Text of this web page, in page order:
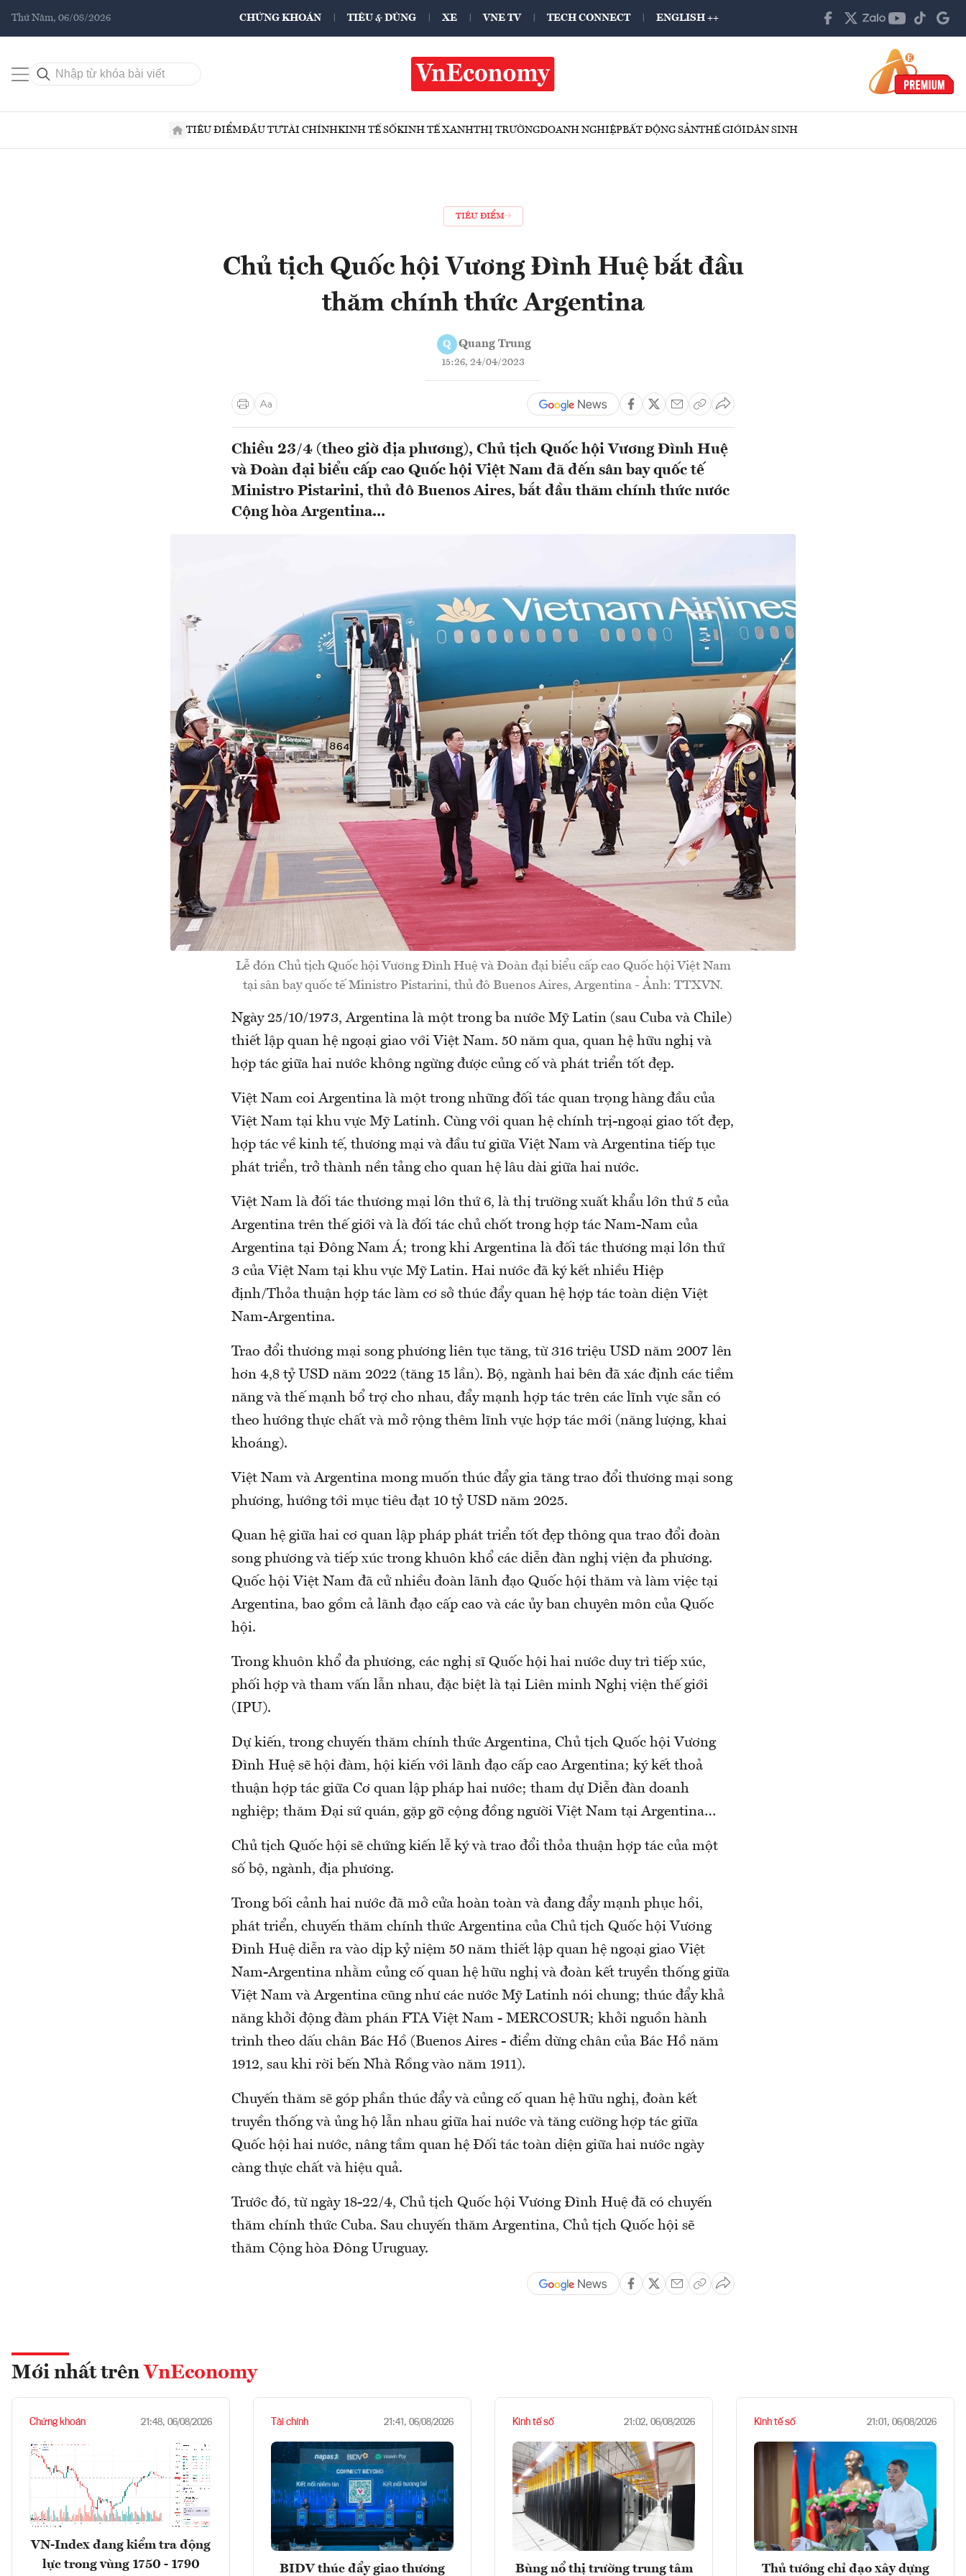
Thứ Năm, 06/08/2026 CHỨNG KHOÁN TIÊU & DÙNG XE VNE TV TECH CONNECT ENGLISH ++
TIÊU ĐIỂMĐẦU TƯTÀI CHÍNHKINH TẾ SỐKINH TẾ XANHTHỊ TRƯỜNGDOANH NGHIỆPBẤT ĐỘNG SẢNTHẾ GIỚIDÂN SINH
TIÊU ĐIỂM
Chủ tịch Quốc hội Vương Đình Huệ bắt đầu
thăm chính thức Argentina
Q Quang Trung
15:26, 24/04/2023
Chiều 23/4 (theo giờ địa phương), Chủ tịch Quốc hội Vương Đình Huệ
và Đoàn đại biểu cấp cao Quốc hội Việt Nam đã đến sân bay quốc tế
Ministro Pistarini, thủ đô Buenos Aires, bắt đầu thăm chính thức nước
Cộng hòa Argentina...
Lễ đón Chủ tịch Quốc hội Vương Đình Huệ và Đoàn đại biểu cấp cao Quốc hội Việt Nam
tại sân bay quốc tế Ministro Pistarini, thủ đô Buenos Aires, Argentina - Ảnh: TTXVN.
Ngày 25/10/1973, Argentina là một trong ba nước Mỹ Latin (sau Cuba và Chile)
thiết lập quan hệ ngoại giao với Việt Nam. 50 năm qua, quan hệ hữu nghị và
hợp tác giữa hai nước không ngừng được củng cố và phát triển tốt đẹp.
Việt Nam coi Argentina là một trong những đối tác quan trọng hàng đầu của
Việt Nam tại khu vực Mỹ Latinh. Cùng với quan hệ chính trị-ngoại giao tốt đẹp,
hợp tác về kinh tế, thương mại và đầu tư giữa Việt Nam và Argentina tiếp tục
phát triển, trở thành nền tảng cho quan hệ lâu dài giữa hai nước.
Việt Nam là đối tác thương mại lớn thứ 6, là thị trường xuất khẩu lớn thứ 5 của
Argentina trên thế giới và là đối tác chủ chốt trong hợp tác Nam-Nam của
Argentina tại Đông Nam Á; trong khi Argentina là đối tác thương mại lớn thứ
3 của Việt Nam tại khu vực Mỹ Latin. Hai nước đã ký kết nhiều Hiệp
định/Thỏa thuận hợp tác làm cơ sở thúc đẩy quan hệ hợp tác toàn diện Việt
Nam-Argentina.
Trao đổi thương mại song phương liên tục tăng, từ 316 triệu USD năm 2007 lên
hơn 4,8 tỷ USD năm 2022 (tăng 15 lần). Bộ, ngành hai bên đã xác định các tiềm
năng và thế mạnh bổ trợ cho nhau, đẩy mạnh hợp tác trên các lĩnh vực sẵn có
theo hướng thực chất và mở rộng thêm lĩnh vực hợp tác mới (năng lượng, khai
khoáng).
Việt Nam và Argentina mong muốn thúc đẩy gia tăng trao đổi thương mại song
phương, hướng tới mục tiêu đạt 10 tỷ USD năm 2025.
Quan hệ giữa hai cơ quan lập pháp phát triển tốt đẹp thông qua trao đổi đoàn
song phương và tiếp xúc trong khuôn khổ các diễn đàn nghị viện đa phương.
Quốc hội Việt Nam đã cử nhiều đoàn lãnh đạo Quốc hội thăm và làm việc tại
Argentina, bao gồm cả lãnh đạo cấp cao và các ủy ban chuyên môn của Quốc
hội.
Trong khuôn khổ đa phương, các nghị sĩ Quốc hội hai nước duy trì tiếp xúc,
phối hợp và tham vấn lẫn nhau, đặc biệt là tại Liên minh Nghị viện thế giới
(IPU).
Dự kiến, trong chuyến thăm chính thức Argentina, Chủ tịch Quốc hội Vương
Đình Huệ sẽ hội đàm, hội kiến với lãnh đạo cấp cao Argentina; ký kết thoả
thuận hợp tác giữa Cơ quan lập pháp hai nước; tham dự Diễn đàn doanh
nghiệp; thăm Đại sứ quán, gặp gỡ cộng đồng người Việt Nam tại Argentina…
Chủ tịch Quốc hội sẽ chứng kiến lễ ký và trao đổi thỏa thuận hợp tác của một
số bộ, ngành, địa phương.
Trong bối cảnh hai nước đã mở cửa hoàn toàn và đang đẩy mạnh phục hồi,
phát triển, chuyến thăm chính thức Argentina của Chủ tịch Quốc hội Vương
Đình Huệ diễn ra vào dịp kỷ niệm 50 năm thiết lập quan hệ ngoại giao Việt
Nam-Argentina nhằm củng cố quan hệ hữu nghị và đoàn kết truyền thống giữa
Việt Nam và Argentina cũng như các nước Mỹ Latinh nói chung; thúc đẩy khả
năng khởi động đàm phán FTA Việt Nam - MERCOSUR; khởi nguồn hành
trình theo dấu chân Bác Hồ (Buenos Aires - điểm dừng chân của Bác Hồ năm
1912, sau khi rời bến Nhà Rồng vào năm 1911).
Chuyến thăm sẽ góp phần thúc đẩy và củng cố quan hệ hữu nghị, đoàn kết
truyền thống và ủng hộ lẫn nhau giữa hai nước và tăng cường hợp tác giữa
Quốc hội hai nước, nâng tầm quan hệ Đối tác toàn diện giữa hai nước ngày
càng thực chất và hiệu quả.
Trước đó, từ ngày 18-22/4, Chủ tịch Quốc hội Vương Đình Huệ đã có chuyến
thăm chính thức Cuba. Sau chuyến thăm Argentina, Chủ tịch Quốc hội sẽ
thăm Cộng hòa Đông Uruguay.
Mới nhất trên VnEconomy
Chứng khoán 21:48, 06/08/2026
VN-Index đang kiểm tra động
lực trong vùng 1750 - 1790
Tài chính 21:41, 06/08/2026
BIDV thúc đẩy giao thương
Kinh tế số 21:02, 06/08/2026
Bùng nổ thị trường trung tâm
Kinh tế số 21:01, 06/08/2026
Thủ tướng chỉ đạo xây dựng